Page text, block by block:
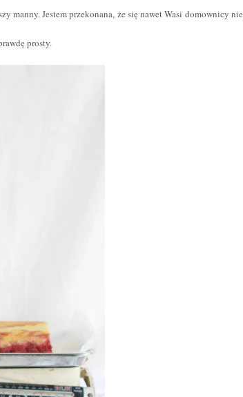
manny. Jestem przekonana, że się nawet Wasi domownicy nie
prosty.